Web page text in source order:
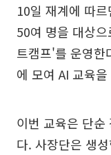
10일 재계에 따
50여 명을 대상
트캠프'를 운영한
에 모여 AI 교육
이번 교육은 단순
다. 사장단은 생